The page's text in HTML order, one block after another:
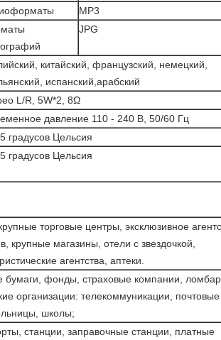
MP3
JPG
китайский, французский, немецкий,
испанский,арабский
L/R, 5W*2, 8Ω
давление 110 - 240 В, 50/60 Гц
градусов Цельсия
градусов Цельсия
торговые центры, эксклюзивное
крупные магазины, отели с звездочкой,
агентства, аптеки.
бумаги, фонды, страховые компании,
организации: телекоммуникации, почтовые
школы;
станции, заправочные станции, платные